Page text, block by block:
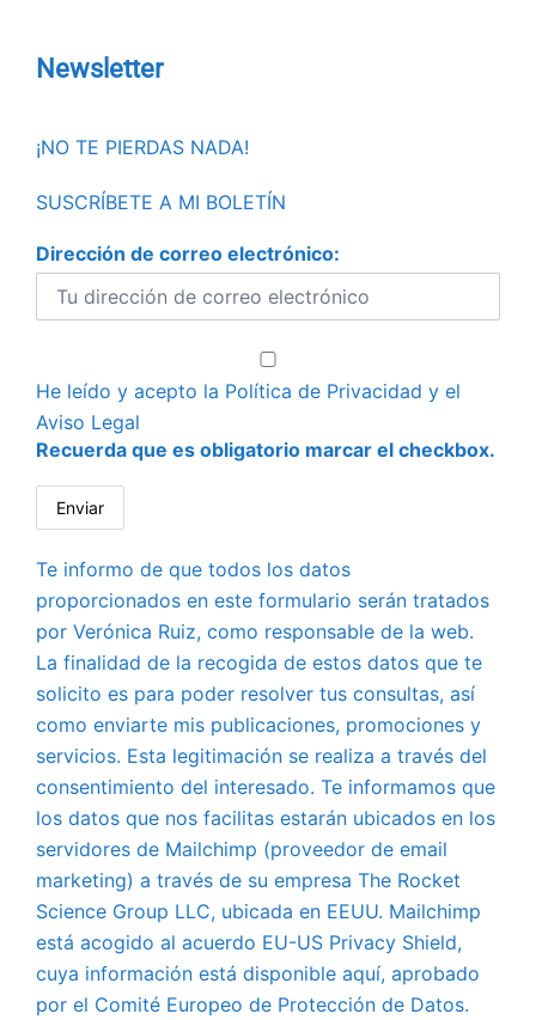
Newsletter
¡NO TE PIERDAS NADA!
SUSCRÍBETE A MI BOLETÍN
Dirección de correo electrónico:
He leído y acepto la Política de Privacidad y el
Aviso Legal
Recuerda que es obligatorio marcar el checkbox.
Te informo de que todos los datos
proporcionados en este formulario serán tratados
por Verónica Ruiz, como responsable de la web.
La finalidad de la recogida de estos datos que te
solicito es para poder resolver tus consultas, así
como enviarte mis publicaciones, promociones y
servicios. Esta legitimación se realiza a través del
consentimiento del interesado. Te informamos que
los datos que nos facilitas estarán ubicados en los
servidores de Mailchimp (proveedor de email
marketing) a través de su empresa The Rocket
Science Group LLC, ubicada en EEUU. Mailchimp
está acogido al acuerdo EU-US Privacy Shield,
cuya información está disponible aquí, aprobado
por el Comité Europeo de Protección de Datos.